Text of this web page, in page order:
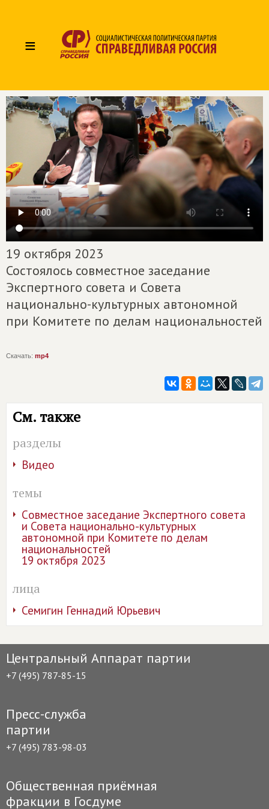
≡
19 октября 2023
Состоялось совместное заседание
Экспертного совета и Совета
национально-культурных автономной
при Комитете по делам национальностей
Скачать: mp4
См. также
разделы
Видео
темы
Cовместное заседание Экспертного совета
и Совета национально-культурных
автономной при Комитете по делам
национальностей
19 октября 2023
лица
Семигин Геннадий Юрьевич
Центральный Аппарат партии
+7 (495) 787-85-15
Пресс-служба
партии
+7 (495) 783-98-03
Общественная приёмная
фракции в Госдуме